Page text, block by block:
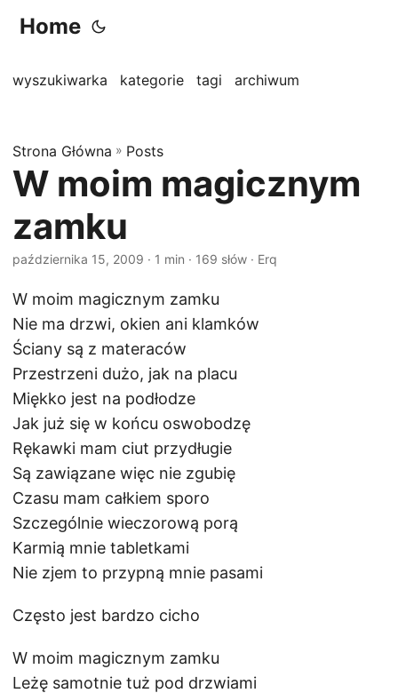
Home
wyszukiwarka kategorie tagi archiwum
Strona Główna » Posts
W moim magicznym
zamku
października 15, 2009 · 1 min · 169 słów · Erq
W moim magicznym zamku
Nie ma drzwi, okien ani klamków
Ściany są z materaców
Przestrzeni dużo, jak na placu
Miękko jest na podłodze
Jak już się w końcu oswobodzę
Rękawki mam ciut przydługie
Są zawiązane więc nie zgubię
Czasu mam całkiem sporo
Szczególnie wieczorową porą
Karmią mnie tabletkami
Nie zjem to przypną mnie pasami
Często jest bardzo cicho
W moim magicznym zamku
Leżę samotnie tuż pod drzwiami